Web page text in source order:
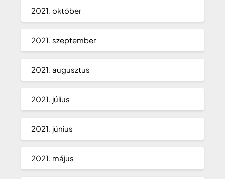
2021. október
2021. szeptember
2021. augusztus
2021. július
2021. június
2021. május